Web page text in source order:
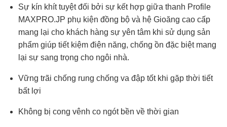
Sự kín khít tuyệt đối bởi sự kết hợp giữa thanh Profile
MAXPRO.JP phụ kiện đồng bộ và hệ Gioăng cao cấp
mang lại cho khách hàng sự yên tâm khi sử dụng sản
phẩm giúp tiết kiệm điện năng, chống ồn đặc biệt mang
lại sự sang trọng cho ngôi nhà.
Vững trãi chống rung chống va đập tốt khi gặp thời tiết
bất lợi
Không bị cong vênh co ngót bền về thời gian